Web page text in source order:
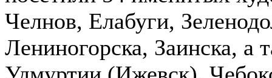
Челнов, Елабуги,
Лениногорска, Заинска,